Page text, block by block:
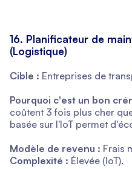
16. Planificateur de
(Logistique)
Cible : Entreprises de
Pourquoi c'est un bon
coûtent 3 fois plus cher
basée sur l'IoT permet
Modèle de revenu : Frais
Complexité : Élevée (IoT).